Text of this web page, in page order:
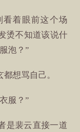
着眼前这个场
烫不知道该说什
泡？”
想骂自己。
服？”
是裴云直接一道